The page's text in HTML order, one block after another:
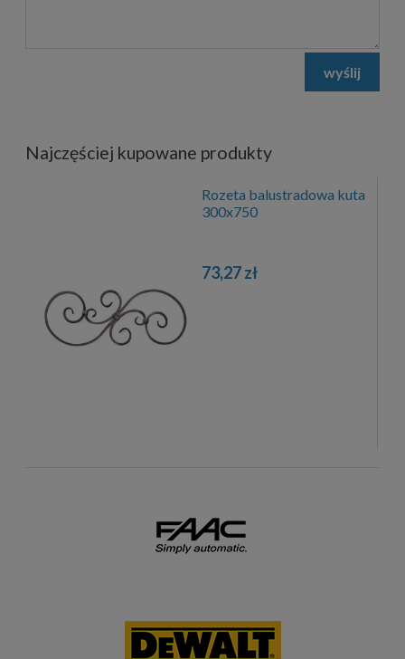
wyślij
Najczęściej kupowane produkty
Rozeta balustradowa kuta
300x750
73,27 zł